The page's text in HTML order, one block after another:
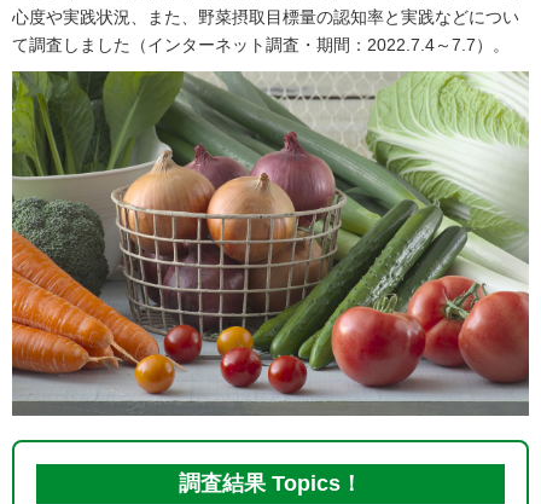
心度や実践状況、また、野菜摂取目標量の認知率と実践などについ
て調査しました（インターネット調査・期間：2022.7.4～7.7）。
調査結果 Topics！